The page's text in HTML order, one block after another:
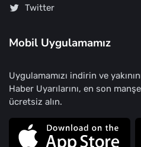
Twitter
Mobil Uygulamamız
Uygulamamızı indirin ve
Haber Uyarılarını, en son
ücretsiz alın.